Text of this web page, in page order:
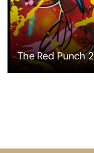
The Red Punch 2